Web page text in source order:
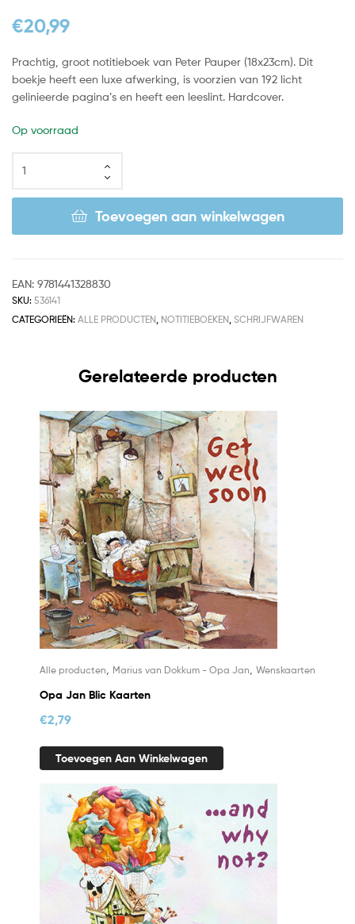
€20,99
Prachtig, groot notitieboek van Peter Pauper (18x23cm). Dit
boekje heeft een luxe afwerking, is voorzien van 192 licht
gelinieerde pagina’s en heeft een leeslint. Hardcover.
Op voorraad
Toevoegen aan winkelwagen
EAN: 9781441328830
SKU: 536141
CATEGORIEËN: ALLE PRODUCTEN NOTITIEBOEKEN SCHRIJFWAREN
Gerelateerde producten
Alle producten Marius van Dokkum - Opa Jan Wenskaarten
Opa Jan Blic Kaarten
€2,79
Toevoegen Aan Winkelwagen